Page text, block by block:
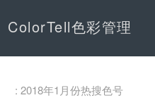
ColorTell色彩管理
: 2018年1月份热搜色号